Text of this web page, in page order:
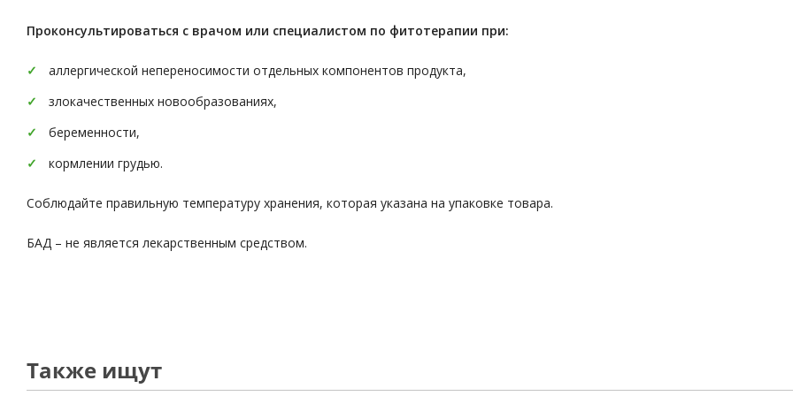
Проконсультироваться с врачом или специалистом по фитотерапии при:
аллергической непереносимости отдельных компонентов продукта,
злокачественных новообразованиях,
беременности,
кормлении грудью.
Соблюдайте правильную температуру хранения, которая указана на упаковке товара.
БАД – не является лекарственным средством.
Также ищут